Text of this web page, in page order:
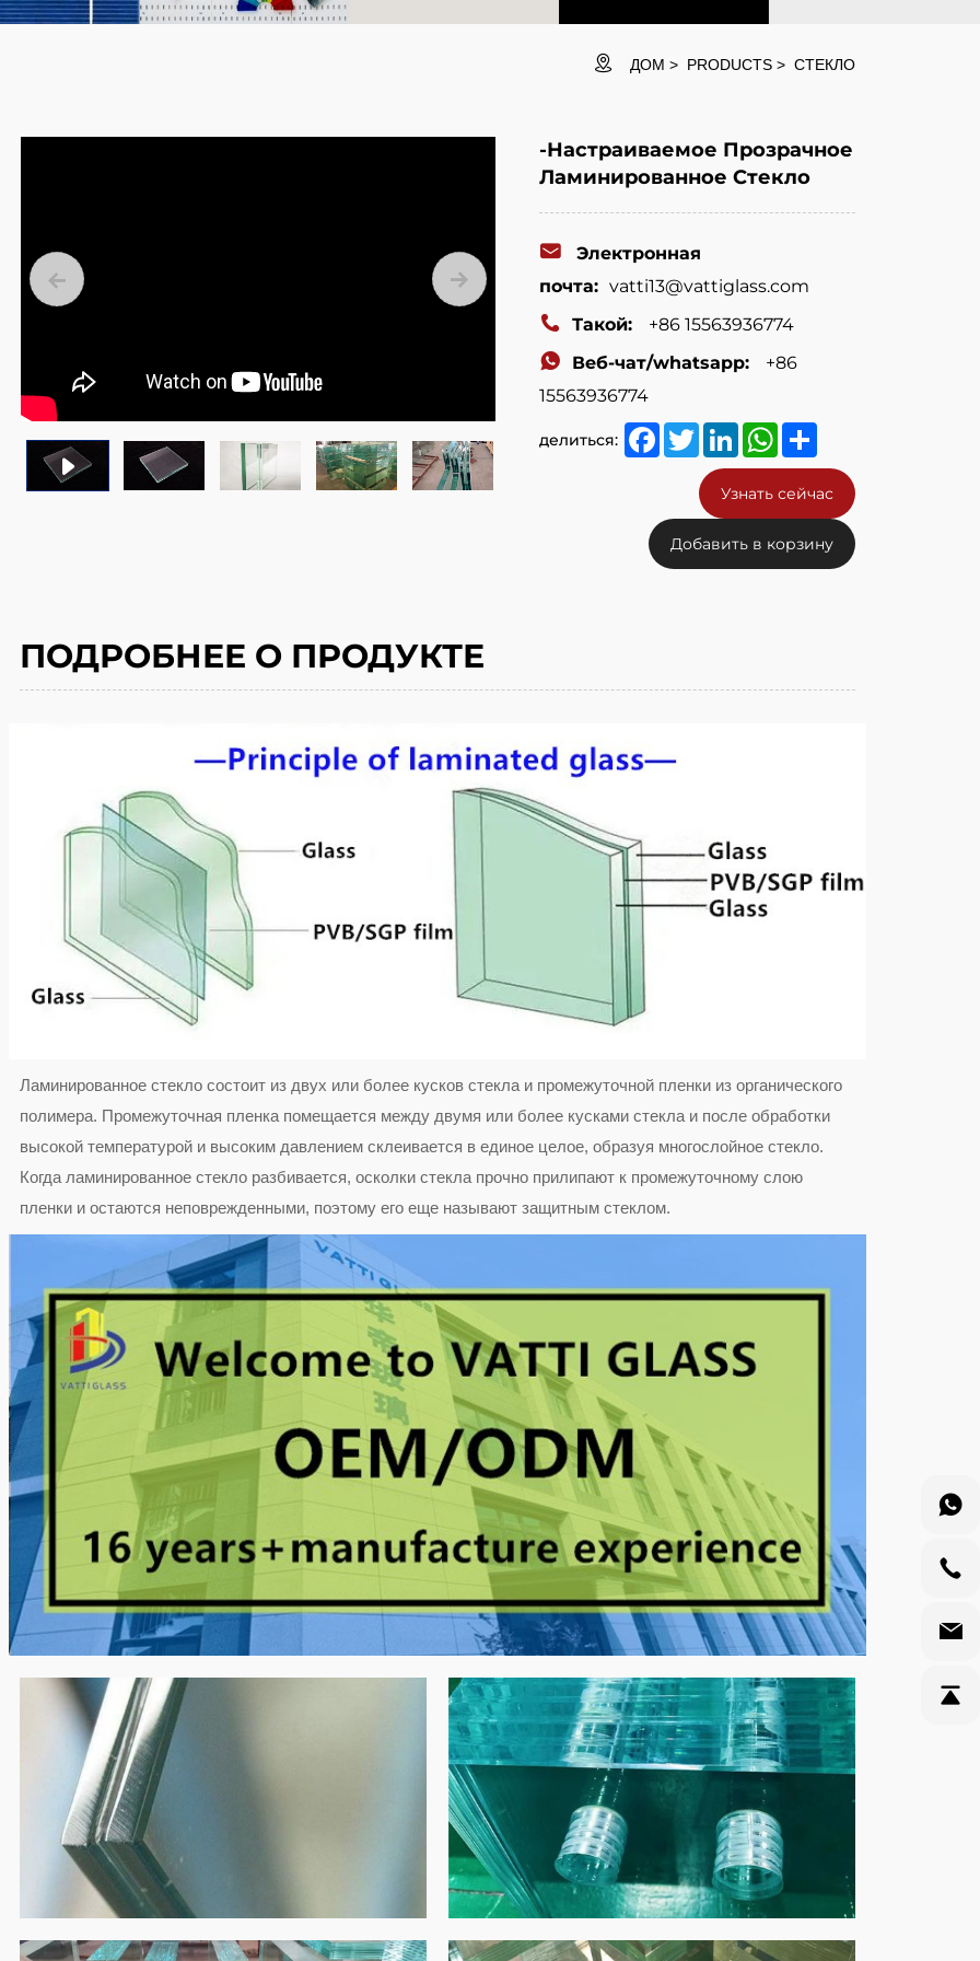
ДОМ PRODUCTS СТЕКЛО
-Настраиваемое Прозрачное
Ламинированное Стекло
Электронная
почта: vatti13@vattiglass.com
Такой:
+86 15563936774
Веб-чат/whatsapp:
+86
15563936774
делиться: Facebook
TwitterLinkedInWhatsApp
Share
Узнать сейчас
Добавить в корзину
ПОДРОБНЕЕ О ПРОДУКТЕ
Ламинированное стекло состоит из двух или более кусков стекла и промежуточной пленки из органического
полимера. Промежуточная пленка помещается между двумя или более кусками стекла и после обработки
высокой температурой и высоким давлением склеивается в единое целое, образуя многослойное стекло.
Когда ламинированное стекло разбивается, осколки стекла прочно прилипают к промежуточному слою
пленки и остаются неповрежденными, поэтому его еще называют защитным стеклом.